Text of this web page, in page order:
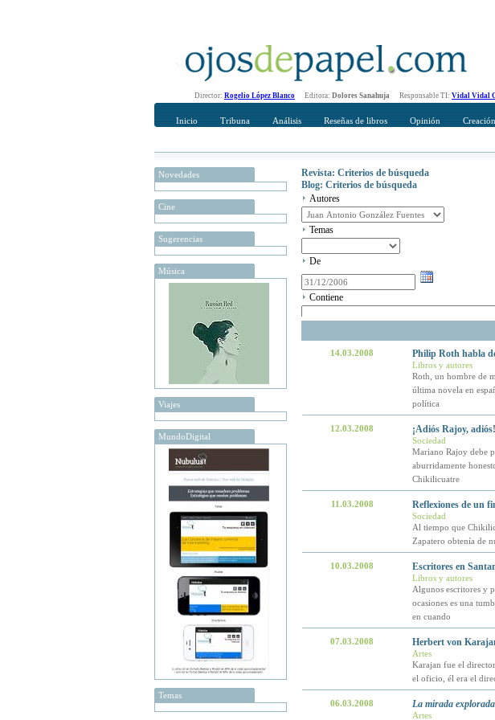
Director: Rogelio López Blanco Editora: Dolores Sanahuja Responsable TI: Vidal Vidal
Inicio Tribuna Análisis Reseñas de libros Opinión Creación
Novedades
Cine
Sugerencias
Música
Viajes
MundoDigital
Temas
Revista: Criterios de búsqueda
Blog: Criterios de búsqueda
Autores
Temas
De
Contiene
14.03.2008 Philip Roth habla
Libros y autores
Roth, un hombre de
última novela en
política
12.03.2008 ¡Adiós Rajoy, adiós!
Sociedad
Mariano Rajoy debe
aburridamente
Chikilicuatre
11.03.2008 Reflexiones de un
Sociedad
Al tiempo que
Zapatero obtenía de
10.03.2008 Escritores en
Libros y autores
Algunos escritores y
ocasiones es una
en cuando
07.03.2008 Herbert von
Artes
Karajan fue el
el oficio, él era el
06.03.2008 La mirada explorada
Artes